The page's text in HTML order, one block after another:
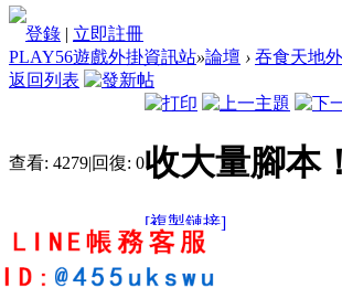
登錄 | 立即註冊
PLAY56遊戲外掛資訊站»論壇 › 吞食天地
返回列表
查看: 4279|回復: 0收大量腳本！
[複製鏈接]
love03041204